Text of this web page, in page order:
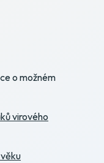
o možném
virového